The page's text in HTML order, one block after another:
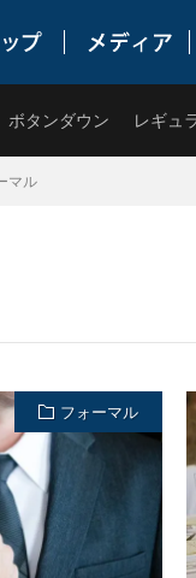
ボタンダウン レギュ
マル
フォーマル